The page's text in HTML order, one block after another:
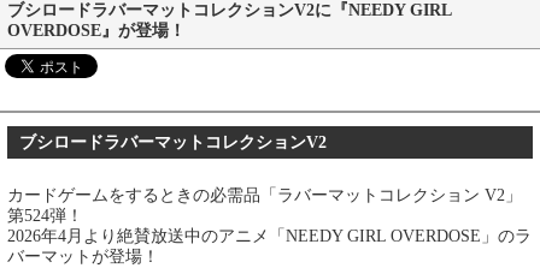
ブシロードラバーマットコレクションV2に『NEEDY GIRL
OVERDOSE』が登場！
ブシロードラバーマットコレクションV2
カードゲームをするときの必需品「ラバーマットコレクション V2」
第524弾！
2026年4月より絶賛放送中のアニメ「NEEDY GIRL OVERDOSE」のラ
バーマットが登場！